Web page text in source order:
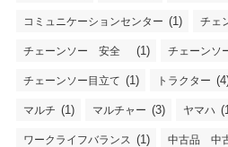
コミュニケーションセンター (1) チェ
チェーンソー 安全 (1) チェーンソ
チェーンソー目立て (1) トラクター
マルチ (1) マルチャー (3) ヤマハ
ワークライフバランス (1) 中古品 中